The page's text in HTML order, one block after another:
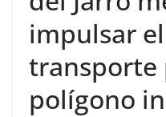
impulsar
transporte
polígono